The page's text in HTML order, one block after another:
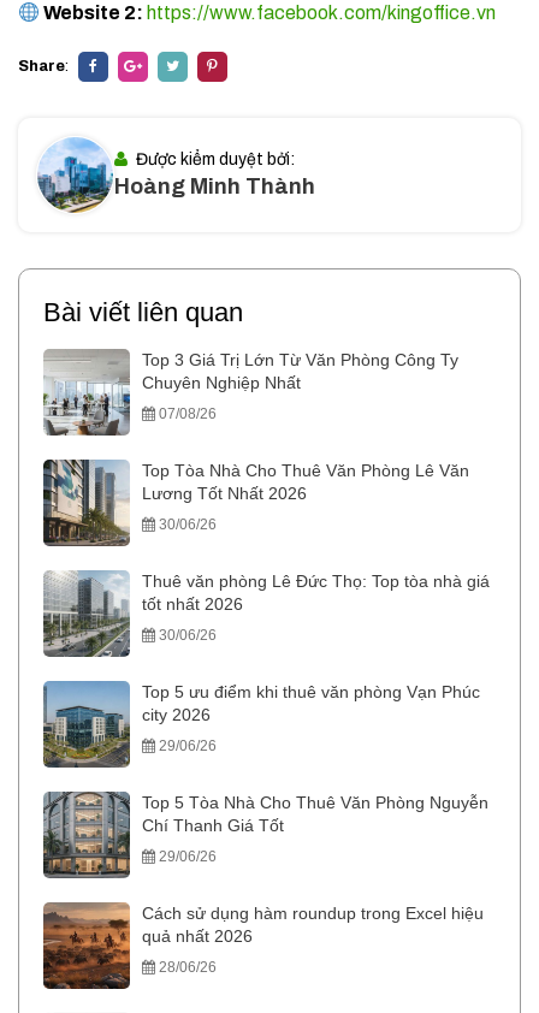
Website 2: https://www.facebook.com/kingoffice.vn
Share:
Được kiểm duyệt bởi:
Hoàng Minh Thành
Bài viết liên quan
Top 3 Giá Trị Lớn Từ Văn Phòng Công Ty
Chuyên Nghiệp Nhất
07/08/26
Top Tòa Nhà Cho Thuê Văn Phòng Lê Văn
Lương Tốt Nhất 2026
30/06/26
Thuê văn phòng Lê Đức Thọ: Top tòa nhà giá
tốt nhất 2026
30/06/26
Top 5 ưu điểm khi thuê văn phòng Vạn Phúc
city 2026
29/06/26
Top 5 Tòa Nhà Cho Thuê Văn Phòng Nguyễn
Chí Thanh Giá Tốt
29/06/26
Cách sử dụng hàm roundup trong Excel hiệu
quả nhất 2026
28/06/26